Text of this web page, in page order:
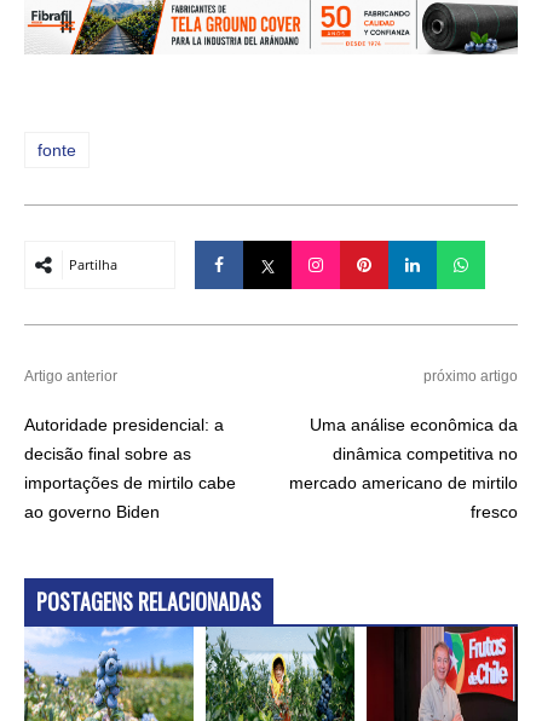
fonte
Partilha
Artigo anterior
Autoridade presidencial: a
decisão final sobre as
importações de mirtilo cabe
ao governo Biden
próximo artigo
Uma análise econômica da
dinâmica competitiva no
mercado americano de mirtilo
fresco
POSTAGENS RELACIONADAS